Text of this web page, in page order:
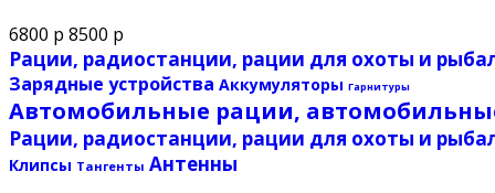
6800 р 8500 р
Рации, радиостанции, рации для охоты и
Зарядные устройства Аккумуляторы Гарнитуры
Автомобильные рации,
Рации, радиостанции, рации для охоты и
Клипсы Тангенты Антенны